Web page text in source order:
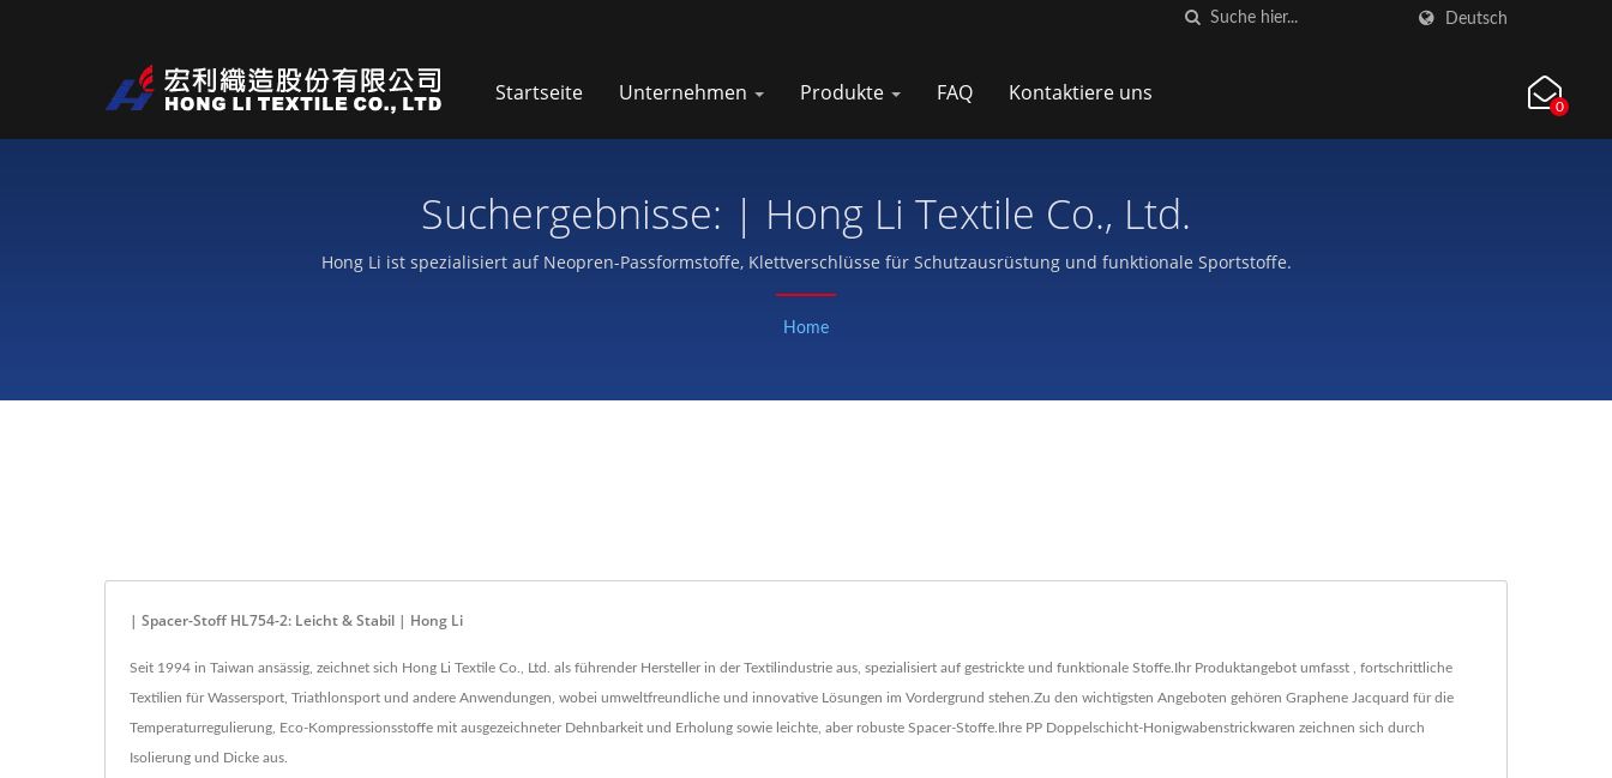
Deutsch
Startseite Unternehmen Produkte FAQ Kontaktiere uns
0
Suchergebnisse: | Hong Li Textile Co., Ltd.
Hong Li ist spezialisiert auf Neopren-Passformstoffe, Klettverschlüsse für Schutzausrüstung und funktionale Sportstoffe.
Home
| Spacer-Stoff HL754-2: Leicht & Stabil | Hong Li
Seit 1994 in Taiwan ansässig, zeichnet sich Hong Li Textile Co., Ltd. als führender Hersteller in der Textilindustrie aus, spezialisiert auf gestrickte und funktionale Stoffe.Ihr Produktangebot umfasst , fortschrittliche
Textilien für Wassersport, Triathlonsport und andere Anwendungen, wobei umweltfreundliche und innovative Lösungen im Vordergrund stehen.Zu den wichtigsten Angeboten gehören Graphene Jacquard für die
Temperaturregulierung, Eco-Kompressionsstoffe mit ausgezeichneter Dehnbarkeit und Erholung sowie leichte, aber robuste Spacer-Stoffe.Ihre PP Doppelschicht-Honigwabenstrickwaren zeichnen sich durch
Isolierung und Dicke aus.